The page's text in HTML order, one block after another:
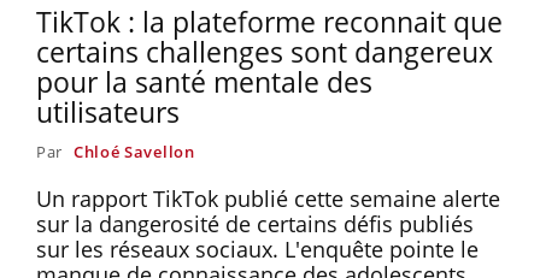
TikTok : la plateforme reconnait que
certains challenges sont dangereux
pour la santé mentale des
utilisateurs
Par Chloé Savellon
Un rapport TikTok publié cette semaine alerte
sur la dangerosité de certains défis publiés
sur les réseaux sociaux. L'enquête pointe le